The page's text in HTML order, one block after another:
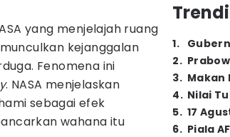
yang menjelajah ruang
kejanggalan
Fenomena ini
. NASA menjelaskan
sebagai efek
wahana itu
1.
2.
3. Makan
4. Nilai
5. 17
6. Piala